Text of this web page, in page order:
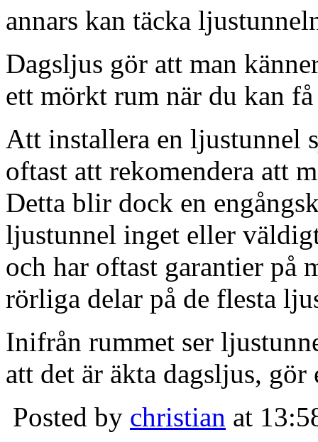
annars kan täcka
Dagsljus gör att man
ett mörkt rum när du kan
Att installera en ljustunnel
oftast att rekomendera att
Detta blir dock en
ljustunnel inget eller
och har oftast garantier på
rörliga delar på de flesta
Inifrån rummet ser
att det är äkta dagsljus,
Posted by christian at